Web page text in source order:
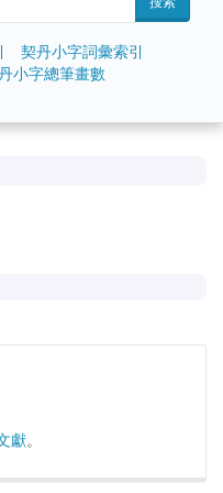
契丹小字詞彙索引
小字總筆畫數
獻。